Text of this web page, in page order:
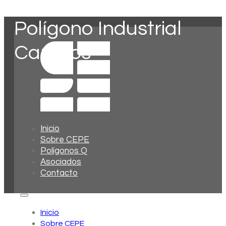
Inicio
Sobre CEPE
Polígonos Q
Asociados
Contacto
Inicio
Sobre CEPE
Polígono Industrial
Can Illos